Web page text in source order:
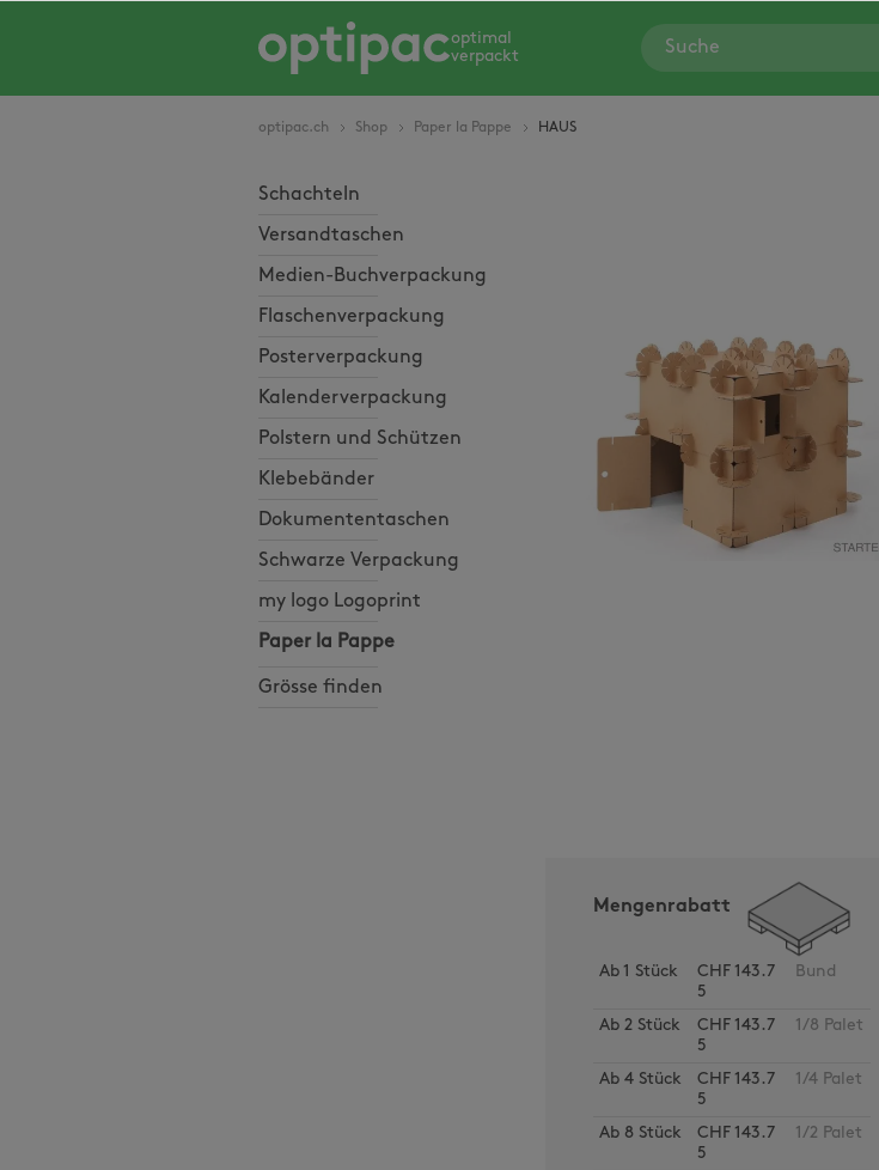
Zur Hauptnavigation springen
optimal
verpackt
optipac.ch Shop Paper la Pappe HAUS
Schachteln
Versandtaschen
Medien-Buchverpackung
Flaschenverpackung
Posterverpackung
Kalenderverpackung
Polstern und Schützen
Klebebänder
Dokumententaschen
Schwarze Verpackung
my logo Logoprint
Paper la Pappe
Grösse finden
Mengenrabatt
Ab 1 Stück
CHF 143.7
5
Bund
Ab 2 Stück
CHF 143.7
5
1/8 Palet
Ab 4 Stück
CHF 143.7
5
1/4 Palet
Ab 8 Stück
CHF 143.7
5
1/2 Palet